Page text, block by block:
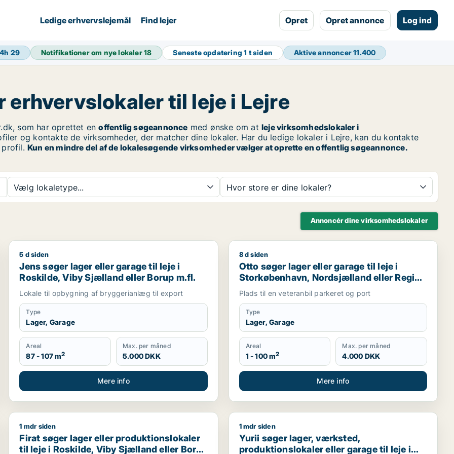
Ledige erhvervslejemål Find lejer Opret Opret annonce Log ind
29 Notifikationer om nye lokaler18 Seneste opdatering1 t siden Aktive annoncer11.400
erhvervslokaler til leje i Lejre
som har oprettet enoffentlig søgeannonce med ønske om atleje virksomhedslokaler i
og kontakte de virksomheder, der matcher dine lokaler. Har du ledige lokaler i Lejre, kan du kontakte
profil.Kun en mindre del af de lokalesøgende virksomheder vælger at oprette en offentlig søgeannonce.
Vælg lokaletype... Hvor store er dine lokaler?
Annoncér dine virksomhedslokaler
m.fl.
Jens søger lager eller garage til leje i Roskilde, Viby Sjælland eller Borup m.fl.
5 d siden
Jens søger lager eller garage til leje i
Roskilde, Viby Sjælland eller Borup m.fl.
Lokale til opbygning af bryggerianlæg til export
Type
Lager, Garage
Areal
87 - 107 m2
Max. per måned
5.000 DKK
Mere info
Otto søger lager eller garage til leje i
8 d siden
Otto søger lager eller garage til leje i
Storkøbenhavn, Nordsjælland eller Region
Sjælland
Plads til en veteranbil parkeret og port
Type
Lager, Garage
Areal
1 - 100 m2
Max. per måned
4.000 DKK
Mere info
til leje i Roskilde eller Lejre
Firat søger lager eller produktionslokaler til leje i Roskilde, Viby Sjælland eller Borup m.fl.
1 mdr siden
Firat søger lager eller produktionslokaler
til leje i Roskilde, Viby Sjælland eller Borup
Yurii søger lager, værksted, produktionslokaler eller
1 mdr siden
Yurii søger lager, værksted,
produktionslokaler eller garage til leje i